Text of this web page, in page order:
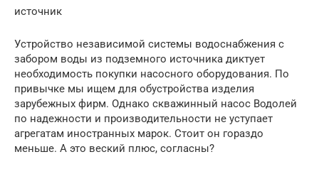
источник
Устройство независимой системы водоснабжения с
забором воды из подземного источника диктует
необходимость покупки насосного оборудования. По
привычке мы ищем для обустройства изделия
зарубежных фирм. Однако скважинный насос Водолей
по надежности и производительности не уступает
агрегатам иностранных марок. Стоит он гораздо
меньше. А это веский плюс, согласны?